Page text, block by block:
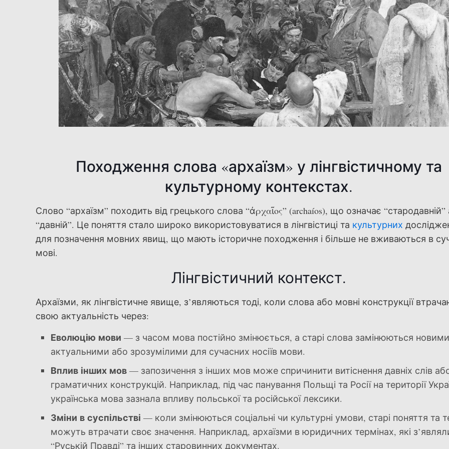
Походження слова «архаїзм» у лінгвістичному та
культурному контекстах.
Слово “архаїзм” походить від грецького слова “ἀρχαῖος” (archaíos), що означає
“давній”. Це поняття стало широко використовуватися в лінгвістиці та культурних
для позначення мовних явищ, що мають історичне походження і більше не вживаються в
мові.
Лінгвістичний контекст.
Архаїзми, як лінгвістичне явище, з’являються тоді, коли слова або мовні конструкції
свою актуальність через:
Еволюцію мови — з часом мова постійно змінюється, а старі слова замінюються
актуальними або зрозумілими для сучасних носіїв мови.
Вплив інших мов — запозичення з інших мов може спричинити витіснення давніх слів
граматичних конструкцій. Наприклад, під час панування Польщі та Росії на території
українська мова зазнала впливу польської та російської лексики.
Зміни в суспільстві — коли змінюються соціальні чи культурні умови, старі поняття та
можуть втрачати своє значення. Наприклад, архаїзми в юридичних термінах, які
“Руській Правді” та інших старовинних документах.